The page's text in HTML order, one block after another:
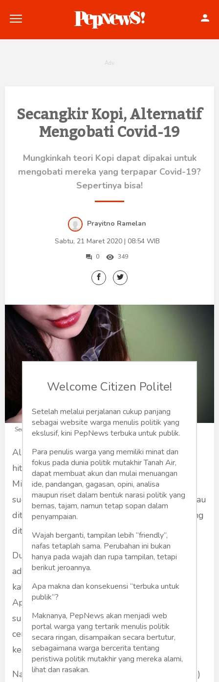
Politik
Konstitusi
Hankam
Internasional
Wisata
Wanita
Secangkir Kopi, Alternatif
Mengobati Covid-19
Mungkinkah teori Kopi dapat dipakai untuk
mengobati mereka yang terpapar Covid-19?
Sepertinya bisa!
Prayitno Ramelan
Sabtu, 21 Maret 2020 | 08:54 WIB
0 349
Secangkir kopi (Foto: liputan6.com)
Allah menciptakan segala sesuatu dengan
hitungan yang sering diluar nalar manusia.
Misalnya kita makan durian, bau durian walau
sudah dicuci dengan sabun tetap bau. Tetapi bau
ditangan lenyap begitu kita cuci dengan air yang
ditaruh dlm kulit dalam buah durian.
Dunia kini sedang diserang virus yang belum
ada obat atau vaksinnya. Kebetulan sudah dua
kali saya mencoba saat flu, kopi itu obatnya.
Apakah kopi diciptakan Allah untuk sekedar
suka-suka? Ada rahasia kopi yang perlu kita
cermati bersama, yang mungkin bisa jadi obat
kelas Dewa.
Nah, singkat kata, saya dapat info dari Uti (isteri)
Welcome Citizen Polite!
Setelah melalui perjalanan cukup panjang
sebagai website warga menulis politik yang
ekslusif, kini PepNews terbuka untuk publik.
Para penulis warga yang memiliki minat dan
fokus pada dunia politik mutakhir Tanah Air,
dapat membuat akun dan mulai menuangan
ide, pandangan, gagasan, opini, analisa
maupun riset dalam bentuk narasi politik yang
bernas, tajam, namun tetap sopan dalam
penyampaian.
Wajah berganti, tampilan lebih “friendly”,
nafas tetaplah sama. Perubahan ini bukan
hanya pada wajah dan rupa tampilan, tetapi
berikut jeroannya.
Apa makna dan konsekuensi “terbuka untuk
publik”?
Maknanya, PepNews akan menjadi web
portal warga yang tertarik menulis politik
secara ringan, disampaikan secara bertutur,
sebagaimana warga bercerita tentang
peristiwa politik mutakhir yang mereka alami,
lihat dan rasakan.